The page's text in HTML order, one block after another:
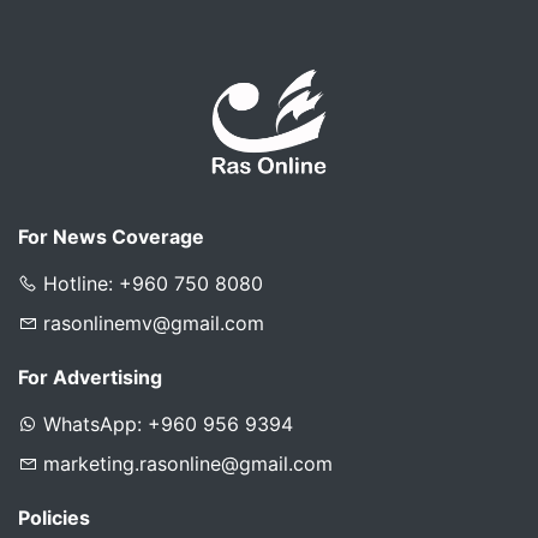
For News Coverage
Hotline: +960 750 8080
rasonlinemv@gmail.com
For Advertising
WhatsApp: +960 956 9394
marketing.rasonline@gmail.com
Policies